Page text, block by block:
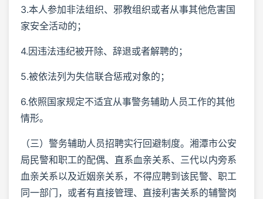
3.本人参加非法组织、邪教组织或者从事其他危害国
家安全活动的；
4.因违法违纪被开除、辞退或者解聘的；
5.被依法列为失信联合惩戒对象的；
6.依照国家规定不适宜从事警务辅助人员工作的其他
情形。
（三）警务辅助人员招聘实行回避制度。湘潭市公安
局民警和职工的配偶、直系血亲关系、三代以内旁系
血亲关系以及近姻亲关系，不得应聘到该民警、职工
同一部门，或者有直接管理、直接利害关系的辅警岗